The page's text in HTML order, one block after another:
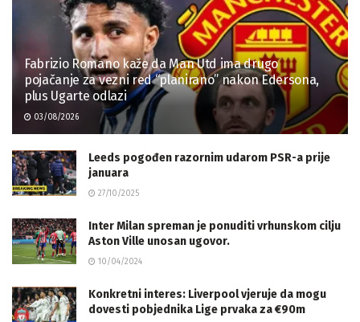
Fabrizio Romano kaže da Man Utd ima drugo
pojačanje za vezni red “planirano” nakon Edersona,
plus Ugarte odlazi
03/08/2026
Leeds pogođen razornim udarom PSR-a prije
januara
27/10/2025
Inter Milan spreman je ponuditi vrhunskom cilju
Aston Ville unosan ugovor.
10/04/2024
Konkretni interes: Liverpool vjeruje da mogu
dovesti pobjednika Lige prvaka za €90m